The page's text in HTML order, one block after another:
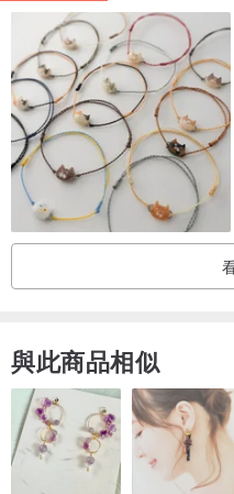
║訂製前提醒說明║
■ 對金屬有易敏體質狀況的朋友
■ 館內飾品部份材質多為銅材或
經過使用後或一段時間即會因環
個人體質狀況產生褪色氧化狀況
■ ROPEshop手製飾品皆是下單
所以皆可依您的手圍尺寸或需求
或是取繩線服貼圍一圈不拉緊，
■ 一般訂製會依您手圍及手鍊
間，
預留寬鬆度保留手指繫扣空間
與此商品相似